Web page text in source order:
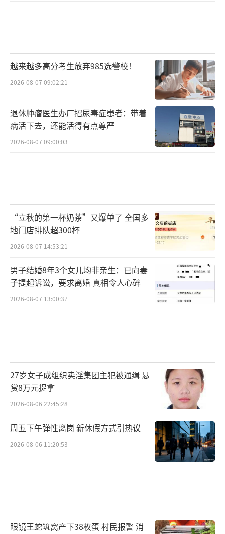
越来越多高分考生放弃985选警校！
2026-08-07 09:02:21
退休肿瘤医生办厂招尿毒症患者：带着
病活下去，还能活得有点尊严
2026-08-07 09:00:03
“立秋的第一杯奶茶”又爆单了 全国多
地门店排队超300杯
2026-08-07 14:53:21
男子结婚8年3个女儿均非亲生：已向妻
子提起诉讼，要求离婚 真相令人心碎
2026-08-07 13:00:37
27岁女子成组织卖淫集团主犯被通缉 悬
赏8万元捉拿
2026-08-06 22:45:28
周五下午弹性离岗 新休假方式引热议
2026-08-06 11:20:53
眼镜王蛇筑窝产下38枚蛋 村民报警 消